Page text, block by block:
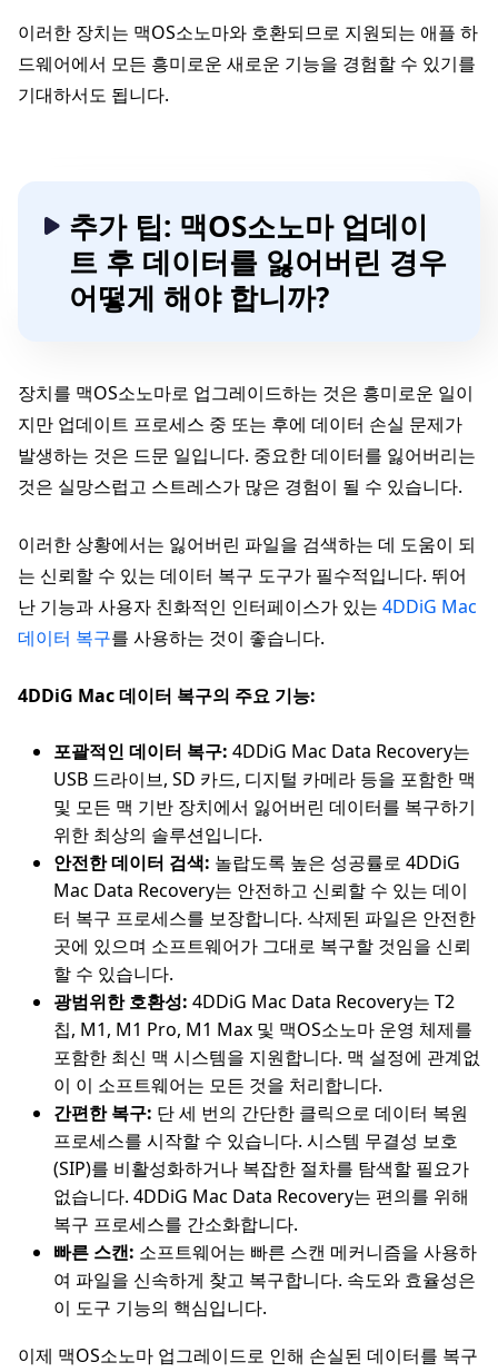
이러한 장치는 맥OS소노마와 호환되므로 지원되는 애플 하
드웨어에서 모든 흥미로운 새로운 기능을 경험할 수 있기를
기대하서도 됩니다.
추가 팁: 맥OS소노마 업데이
트 후 데이터를 잃어버린 경우
어떻게 해야 합니까?
장치를 맥OS소노마로 업그레이드하는 것은 흥미로운 일이
지만 업데이트 프로세스 중 또는 후에 데이터 손실 문제가
발생하는 것은 드문 일입니다. 중요한 데이터를 잃어버리는
것은 실망스럽고 스트레스가 많은 경험이 될 수 있습니다.
이러한 상황에서는 잃어버린 파일을 검색하는 데 도움이 되
는 신뢰할 수 있는 데이터 복구 도구가 필수적입니다. 뛰어
난 기능과 사용자 친화적인 인터페이스가 있는 4DDiG Mac
데이터 복구를 사용하는 것이 좋습니다.
4DDiG Mac 데이터 복구의 주요 기능:
포괄적인 데이터 복구: 4DDiG Mac Data Recovery는
USB 드라이브, SD 카드, 디지털 카메라 등을 포함한 맥
및 모든 맥 기반 장치에서 잃어버린 데이터를 복구하기
위한 최상의 솔루션입니다.
안전한 데이터 검색: 놀랍도록 높은 성공률로 4DDiG
Mac Data Recovery는 안전하고 신뢰할 수 있는 데이
터 복구 프로세스를 보장합니다. 삭제된 파일은 안전한
곳에 있으며 소프트웨어가 그대로 복구할 것임을 신뢰
할 수 있습니다.
광범위한 호환성: 4DDiG Mac Data Recovery는 T2
칩, M1, M1 Pro, M1 Max 및 맥OS소노마 운영 체제를
포함한 최신 맥 시스템을 지원합니다. 맥 설정에 관계없
이 이 소프트웨어는 모든 것을 처리합니다.
간편한 복구: 단 세 번의 간단한 클릭으로 데이터 복원
프로세스를 시작할 수 있습니다. 시스템 무결성 보호
(SIP)를 비활성화하거나 복잡한 절차를 탐색할 필요가
없습니다. 4DDiG Mac Data Recovery는 편의를 위해
복구 프로세스를 간소화합니다.
빠른 스캔: 소프트웨어는 빠른 스캔 메커니즘을 사용하
여 파일을 신속하게 찾고 복구합니다. 속도와 효율성은
이 도구 기능의 핵심입니다.
이제 맥OS소노마 업그레이드로 인해 손실된 데이터를 복구